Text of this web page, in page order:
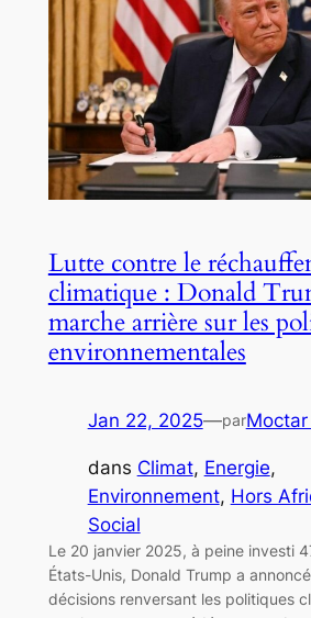
Lutte contre le
climatique : Donald
marche arrière sur les
environnementales
Jan 22, 2025—parMoctar
dans Climat, Energie
Environnement, Hors
Social
Le 20 janvier 2025, à peine investi
États-Unis, Donald Trump a
décisions renversant les politiques